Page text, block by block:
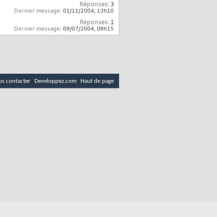
Réponses: 3
Dernier message: 01/11/2004, 13h10
Réponses: 1
Dernier message: 09/07/2004, 08h15
contacter Developpez.com Haut de page